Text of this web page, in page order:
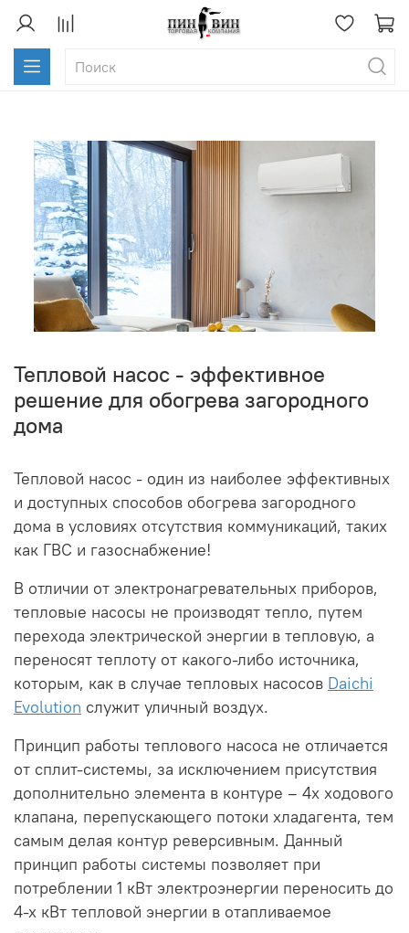
Тепловой насос - эффективное
решение для обогрева загородного
дома
Тепловой насос - один из наиболее эффективных
и доступных способов обогрева загородного
дома в условиях отсутствия коммуникаций, таких
как ГВС и газоснабжение!
В отличии от электронагревательных приборов,
тепловые насосы не производят тепло, путем
перехода электрической энергии в тепловую, а
переносят теплоту от какого-либо источника,
которым, как в случае тепловых насосов Daichi
Evolution служит уличный воздух.
Принцип работы теплового насоса не отличается
от сплит-системы, за исключением присутствия
дополнительно элемента в контуре – 4х ходового
клапана, перепускающего потоки хладагента, тем
самым делая контур реверсивным. Данный
принцип работы системы позволяет при
потреблении 1 кВт электроэнергии переносить до
4-х кВт тепловой энергии в отапливаемое